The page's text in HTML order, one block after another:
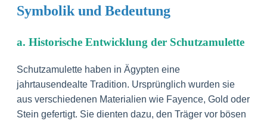
Symbolik und Bedeutung
a. Historische Entwicklung der Schutzamulette
Schutzamulette haben in Ägypten eine
jahrtausendealte Tradition. Ursprünglich wurden sie
aus verschiedenen Materialien wie Fayence, Gold oder
Stein gefertigt. Sie dienten dazu, den Träger vor bösen